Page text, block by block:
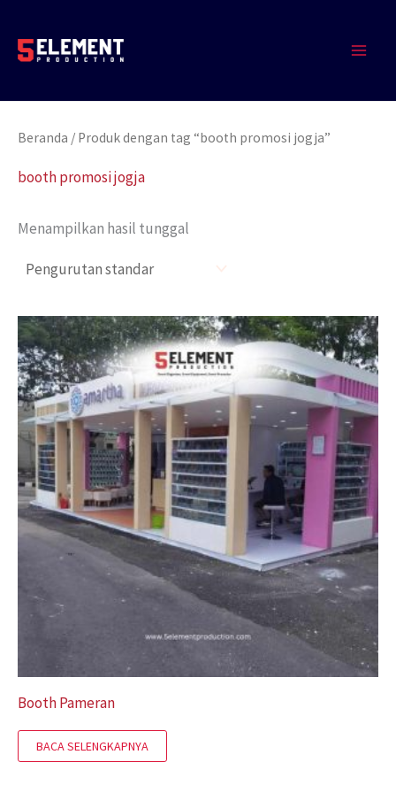
konten
Beranda / Produk dengan tag “booth promosi jogja”
booth promosi jogja
Menampilkan hasil tunggal
Booth Pameran
BACA SELENGKAPNYA